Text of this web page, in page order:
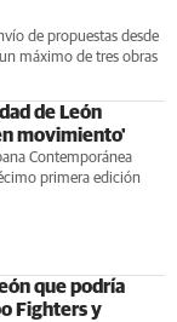
de propuestas desde
máximo de tres obras
de León
movimiento'
Contemporánea
primera edición
que podría
Fighters y